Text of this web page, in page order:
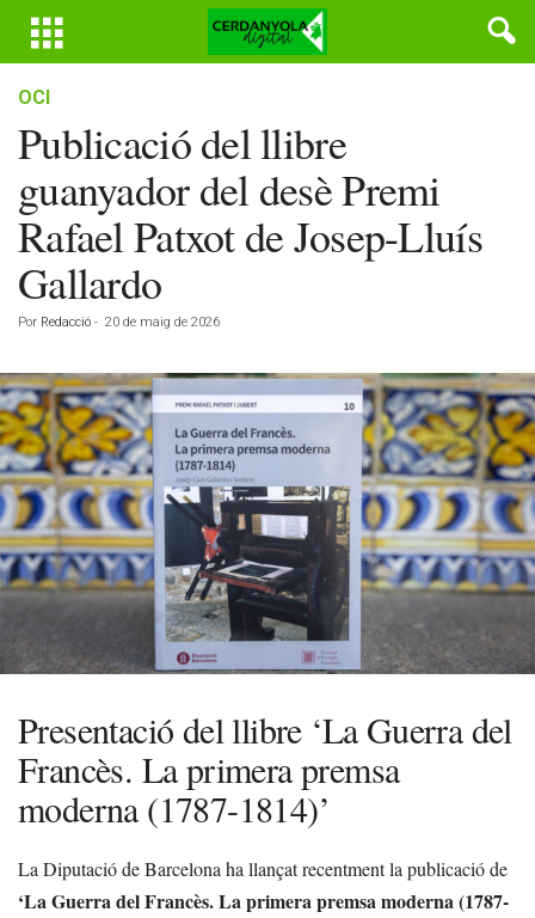
OCI
Publicació del llibre
guanyador del desè Premi
Rafael Patxot de Josep-Lluís
Gallardo
Por Redacció - 20 de maig de 2026
Presentació del llibre ‘La Guerra del
Francès. La primera premsa
moderna (1787-1814)’
La Diputació de Barcelona ha llançat recentment la publicació de
‘La Guerra del Francès. La primera premsa moderna (1787-